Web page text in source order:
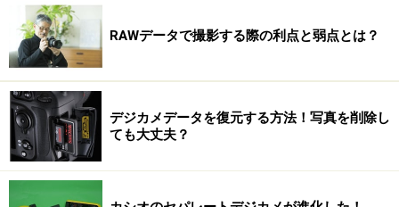
ハイダイナミックレンジ F2.8 1/80秒 ISO100 焦点距離
15.1mm(28mm相当) 「歩道橋」 近頃、歩道橋がドンドン
減っている気がする。クリエイティブフィルターの「ハイダ
イナミックレンジ」モードで3枚連続連写画像を合成。暗い
階段下のディテールをしっかり出してみた
RAWデータで撮影する際の利点と弱点とは？
デジカメデータを復元する方法！写真を削除し
ても大丈夫？